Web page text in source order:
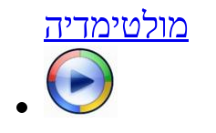
מולטימדיה